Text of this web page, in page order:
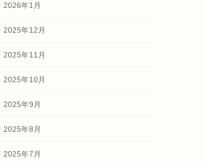
2026年1月
2025年12月
2025年11月
2025年10月
2025年9月
2025年8月
2025年7月